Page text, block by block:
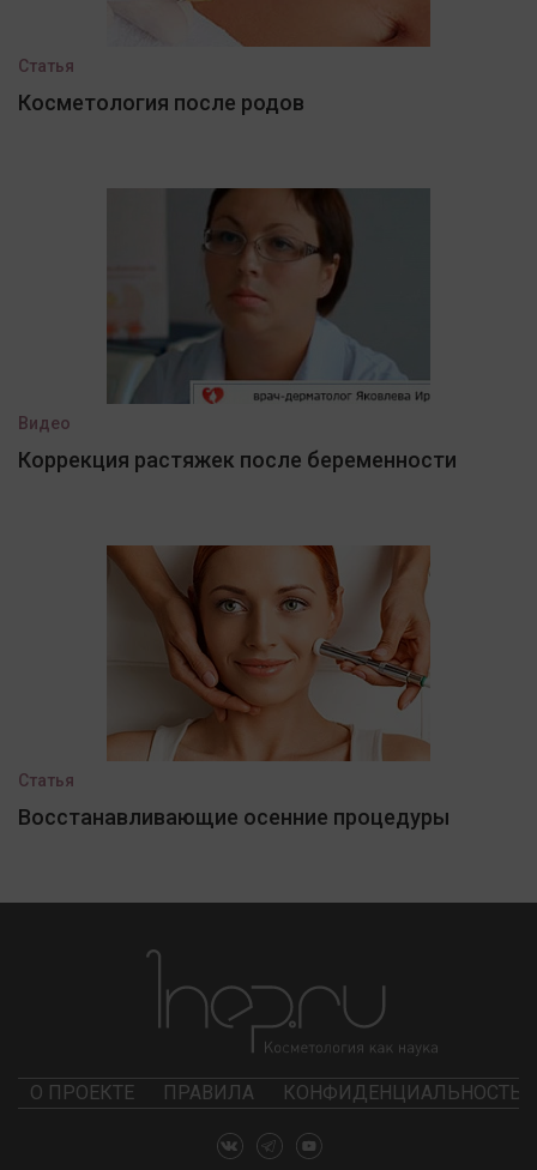
Статья
Косметология после родов
Видео
Коррекция растяжек после беременности
Статья
Восстанавливающие осенние процедуры
О ПРОЕКТЕ ПРАВИЛА КОНФИДЕНЦИАЛЬНОСТЬ